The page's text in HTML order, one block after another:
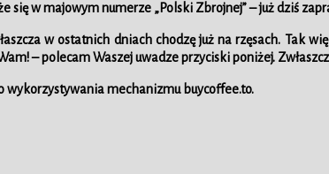
w majowym numerze „Polski Zbrojnej” – już dziś
w ostatnich dniach chodzę już na rzęsach. Tak
– polecam Waszej uwadze przyciski poniżej.
wykorzystywania mechanizmu buycoffee.to.